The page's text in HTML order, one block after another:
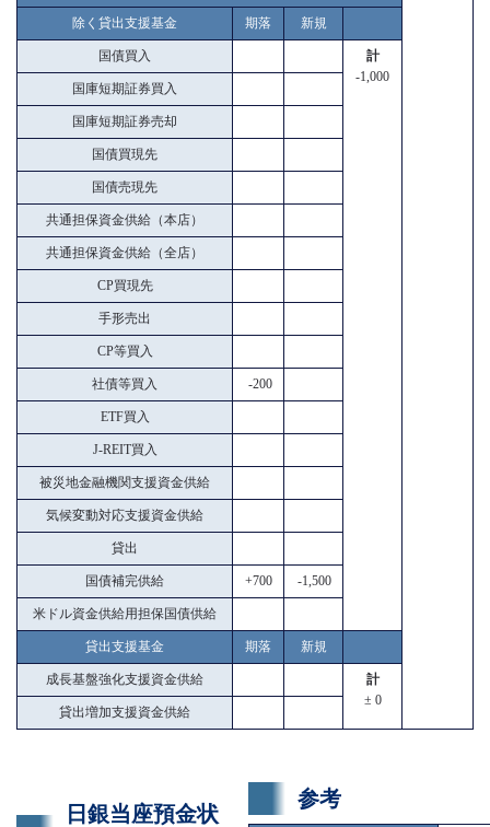
除く貸出支援基金 期落 新規
国債買入
計
-1,000
国庫短期証券買入
国庫短期証券売却
国債買現先
国債売現先
共通担保資金供給（本店）
共通担保資金供給（全店）
CP買現先
手形売出
CP等買入
社債等買入 -200
ETF買入
J-REIT買入
被災地金融機関支援資金供給
気候変動対応支援資金供給
貸出
国債補完供給 +700 -1,500
米ドル資金供給用担保国債供給
貸出支援基金 期落 新規
成長基盤強化支援資金供給
計
± 0
貸出増加支援資金供給
日銀当座預金状
参考